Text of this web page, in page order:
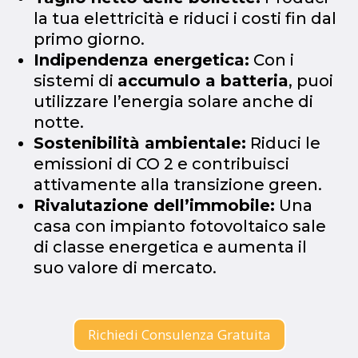
la tua elettricità e riduci i costi fin dal
primo giorno.
Indipendenza energetica: Con i
sistemi di accumulo a batteria, puoi
utilizzare l’energia solare anche di
notte.
Sostenibilità ambientale: Riduci le
emissioni di CO 2 e contribuisci
attivamente alla transizione green.
Rivalutazione dell’immobile: Una
casa con impianto fotovoltaico sale
di classe energetica e aumenta il
suo valore di mercato.
Richiedi Consulenza Gratuita